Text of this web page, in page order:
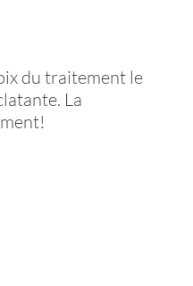
du traitement le
La